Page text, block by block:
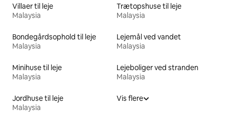
Villaer til leje
Malaysia
Trætopshuse til leje
Malaysia
Bondegårdsophold til leje
Malaysia
Lejemål ved vandet
Malaysia
Minihuse til leje
Malaysia
Lejeboliger ved stranden
Malaysia
Jordhuse til leje
Malaysia
Vis flere